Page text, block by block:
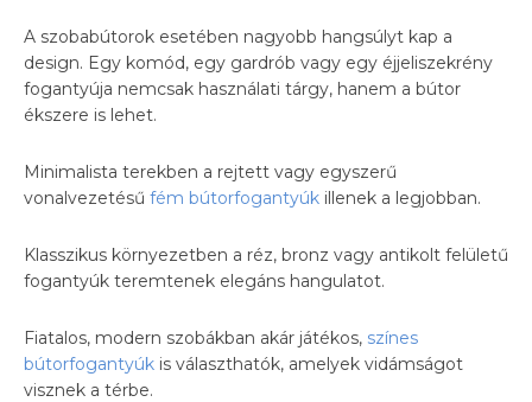
A szobabútorok esetében nagyobb hangsúlyt kap a
design. Egy komód, egy gardrób vagy egy éjjeliszekrény
fogantyúja nemcsak használati tárgy, hanem a bútor
ékszere is lehet.
Minimalista terekben a rejtett vagy egyszerű
vonalvezetésű fém bútorfogantyúk illenek a legjobban.
Klasszikus környezetben a réz, bronz vagy antikolt felületű
fogantyúk teremtenek elegáns hangulatot.
Fiatalos, modern szobákban akár játékos, színes
bútorfogantyúk is választhatók, amelyek vidámságot
visznek a térbe.